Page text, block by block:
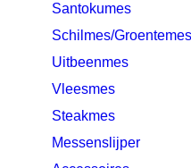
Santokumes
Schilmes/Groentemes
Uitbeenmes
Vleesmes
Steakmes
Messenslijper